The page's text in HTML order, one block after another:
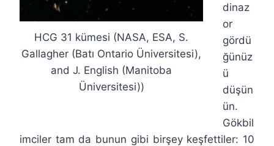
HCG 31 kümesi (NASA, ESA, S.
Gallagher (Batı Ontario Üniversitesi),
and J. English (Manitoba
Üniversitesi))
dinaz
or
gördü
ğünüz
ü
düşün
ün.
Gökbil
imciler tam da bunun gibi birşey keşfettiler: 10